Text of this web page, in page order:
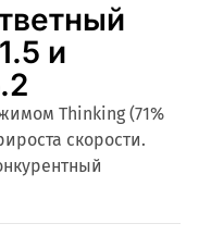
и
Thinking (71%
скорости.